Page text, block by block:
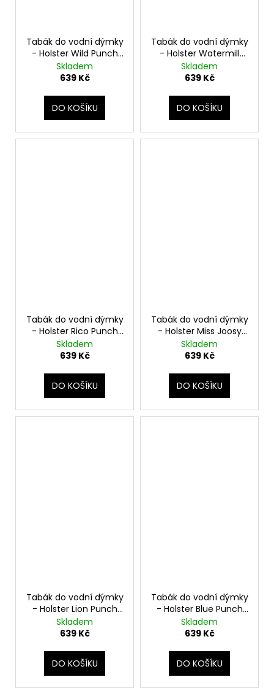
Tabák do vodní dýmky
- Holster Wild Punch
200g
Skladem
639 Kč
DO KOŠÍKU
Tabák do vodní dýmky
- Holster Watermill
Punch 200g
Skladem
639 Kč
DO KOŠÍKU
Tabák do vodní dýmky
- Holster Rico Punch
200g
Skladem
639 Kč
DO KOŠÍKU
Tabák do vodní dýmky
- Holster Miss Joosy
200g
Skladem
639 Kč
DO KOŠÍKU
Tabák do vodní dýmky
- Holster Lion Punch
200g
Skladem
639 Kč
DO KOŠÍKU
Tabák do vodní dýmky
- Holster Blue Punch
200g
Skladem
639 Kč
DO KOŠÍKU